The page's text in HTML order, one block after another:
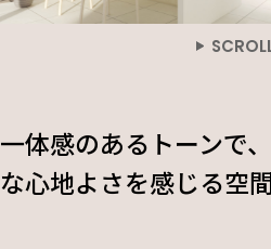
一体感のあるトーンで
な心地よさを感じる空間